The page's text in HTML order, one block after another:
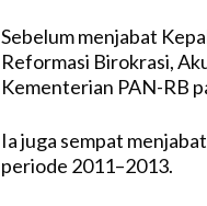
Sebelum menjabat
Reformasi Birokrasi,
Kementerian PAN-RB
Ia juga sempat
periode 2011–2013.